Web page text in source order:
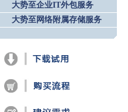
大势至企业IT外包服务
大势至网络附属存储服务